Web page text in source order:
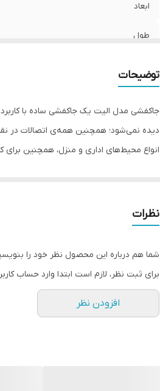
ابعاد
طول
توضیحات
انواع محیط‌های اداری و منزل، همچنین برای
نظرات
شما هم درباره این محصول نظر خود را
برای ثبت نظر، لازم است ابتدا وارد حساب
افزودن نظر